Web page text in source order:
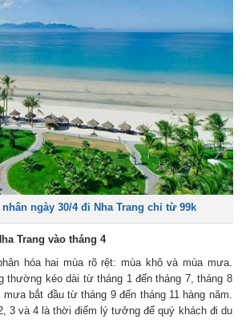
ngày 30/4 đi Nha Trang chỉ từ 99k
Trang vào tháng 4
hóa hai mùa rõ rệt: mùa khô và mùa mưa.
thường kéo dài từ tháng 1 đến tháng 7, tháng 8
bắt đầu từ tháng 9 đến tháng 11 hàng năm.
3 và 4 là thời điểm lý tưởng để quý khách đi du